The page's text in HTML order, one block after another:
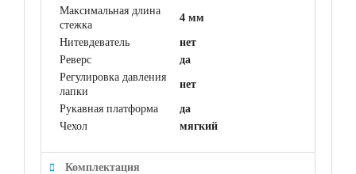
Максимальная длина
стежка
4 мм
Нитевдеватель
нет
Реверс
да
Регулировка давления
лапки
нет
Рукавная платформа
да
Чехол
мягкий
Комплектация